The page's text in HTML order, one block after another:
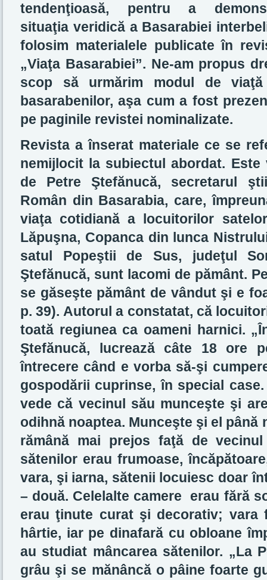
tendenţioasă, pentru a
situaţia veridică a Basarabiei
folosim materialele publicate în
„Viaţa Basarabiei”. Ne-am propus
scop să urmărim modul de
basarabenilor, aşa cum a fost
pe paginile revistei nominalizate.
Revista a înserat materiale ce se
nemijlocit la subiectul abordat.
de Petre Ştefănucă, secretarul
Român din Basarabia, care,
viaţa cotidiană a locuitorilor
Lăpuşna, Copanca din lunca
satul Popeştii de Sus, judeţul
Ştefănucă, sunt lacomi de pământ.
se găseşte pământ de vândut şi e
p. 39). Autorul a constatat, că
toată regiunea ca oameni harnici.
Ştefănucă, lucrează câte 18 ore
întrecere când e vorba să-şi
gospodării cuprinse, în special
vede că vecinul său munceşte şi
odihnă noaptea. Munceşte şi el până
rămână mai prejos faţă de
sătenilor erau frumoase,
vara, şi iarna, sătenii locuiesc doar
– două. Celelalte camere erau fără
erau ţinute curat şi decorativ; vara
hârtie, iar pe dinafară cu obloane
au studiat mâncarea sătenilor. „La
grâu şi se mănâncă o pâine foarte